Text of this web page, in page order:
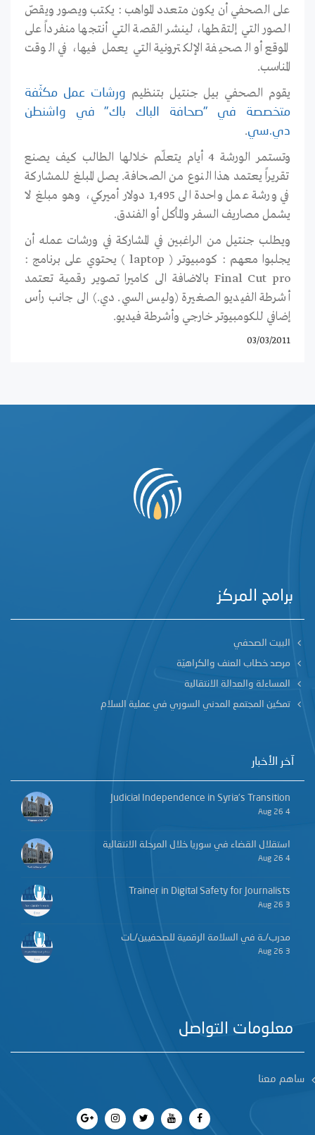
على الصحفي أن يكون متعدد المواهب : يكتب ويصور ويقصّ
الصور التي إلتقطها، لينشر القصة التي أنتجها منفرداً على
الموقع أو الصحيفة الإلكترونية التي يعمل فيها، في الوقت
المناسب.
يقوم الصحفي بيل جنتيل بتنظيم ورشات عمل مكثّفة
متخصصة في "صحافة الباك باك" في واشنطن
دي.سي.
وتستمر الورشة 4 أيام يتعلّم خلالها الطالب كيف يصنع
تقريراً يعتمد هذا النوع من الصحافة. يصل المبلغ للمشاركة
في ورشة عمل واحدة الى 1,495 دولار أميركي، وهو مبلغ لا
يشمل مصاريف السفر والمأكل أو الفندق.
ويطلب جنتيل من الراغبين في المشاركة في ورشات عمله أن
يجلبوا معهم : كومبيوتر ( laptop ) يحتوي على برنامج :
Final Cut pro بالاضافة الى كاميرا تصوير رقمية تعتمد
أشرطة الفيديو الصغيرة (وليس السي. دي.) الى جانب رأس
إضافي للكومبيوتر خارجي وأشرطة فيديو.
03/03/2011
برامج المركز
البيت الصحفي
مرصد خطاب العنف والكراهيّة
المساءلة والعدالة الانتقالية
تمكين المجتمع المدني السوري في عملية السلام
آخر الأخبار
Judicial Independence in Syria’s Transition
4 Aug 26
استقلال القضاء في سوريا خلال المرحلة الانتقالية
4 Aug 26
Trainer in Digital Safety for Journalists
3 Aug 26
مدرب/ـة في السلامة الرقمية للصحفيين/ـات
3 Aug 26
معلومات التواصل
ساهم معنا